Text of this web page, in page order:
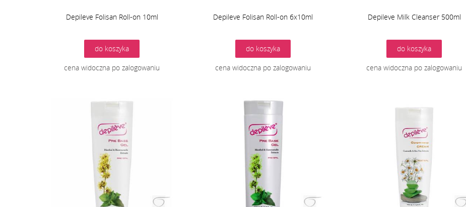
Depileve Folisan Roll-on 10ml
do koszyka
cena widoczna po zalogowaniu
Depileve Folisan Roll-on 6x10ml
do koszyka
cena widoczna po zalogowaniu
Depileve Milk Cleanser 500ml
do koszyka
cena widoczna po zalogowaniu